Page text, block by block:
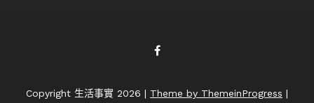
Copyright 生活事實 2026 | Theme by ThemeinProgress |